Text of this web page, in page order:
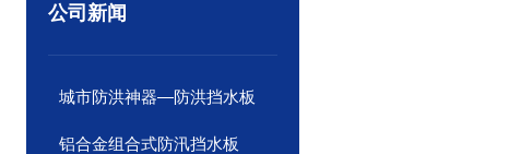
公司新闻
城市防洪神器—防洪挡水板
铝合金组合式防汛挡水板